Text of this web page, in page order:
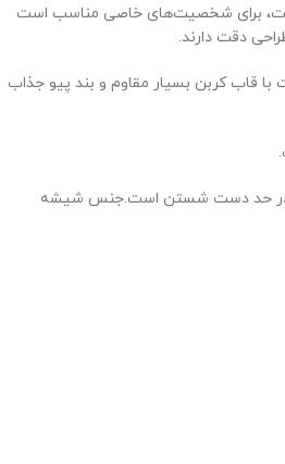
ساعت، برای شخصیت‌های خاصی مناسب است
دقت دارند.
قاب کربن بسیار مقاوم و بند پیو جذاب
در حد دست شستن است.جنس شیشه